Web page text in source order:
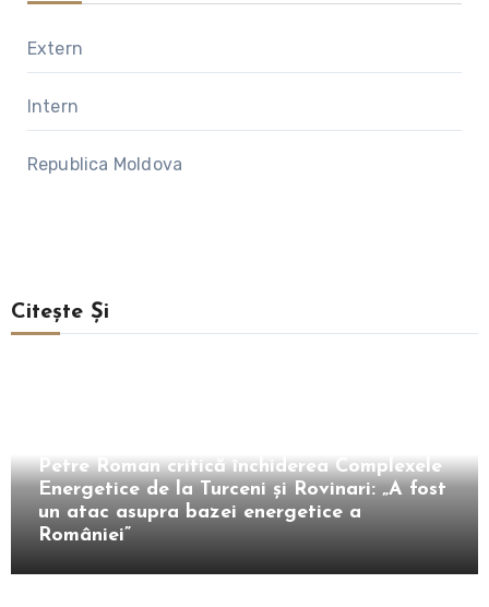
Extern
Intern
Republica Moldova
Citește Și
Petre Roman critică închiderea Complexele
Energetice de la Turceni și Rovinari: „A fost
un atac asupra bazei energetice a
României”